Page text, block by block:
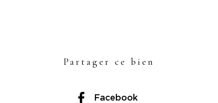
Partager ce bien
Facebook